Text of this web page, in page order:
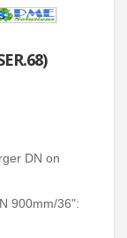
DN on
900mm/36":